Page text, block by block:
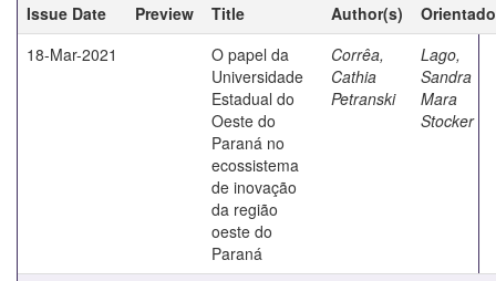
Issue Date
Preview Title Author(s)
18-Mar-2021
O papel da
Universidade
Estadual do
Oeste do
Paraná no
ecossistema
de inovação
da região
oeste do
Paraná
Corrêa,
Cathia
Petranski
Lago,
Sandra
Mara
Stocker